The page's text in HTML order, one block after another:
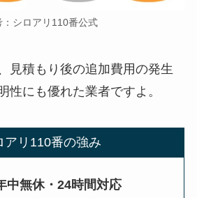
：シロアリ110番公式
見積もり後の追加費用の発生
性にも優れた業者ですよ。
アリ110番の強み
中無休・24時間対応